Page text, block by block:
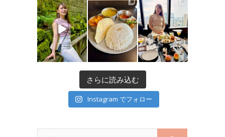
さらに読み込む
Instagram でフォロー